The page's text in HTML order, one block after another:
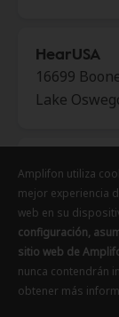
HearUSA
16699
Lake
Innovative
5
Oswego,
HearUSA
2100 Ne
Amplifon utiliza
mejor experiencia
web en su
configuración,
sitio web de
nunca contendrán
obtener más
Amplifon utiliza
mejor experiencia
web en su
configuración,
sitio web de
nunca contendrán
obtener más
Amplifon utiliza
mejor experiencia
web en su
configuración,
sitio web de
nunca contendrán
obtener más